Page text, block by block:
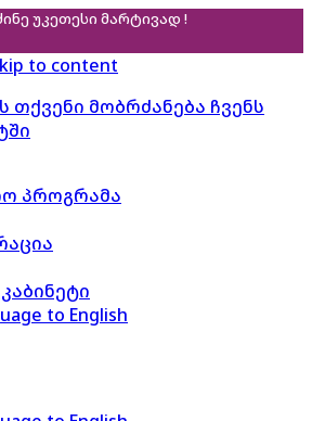
უკეთესი მარტივად !
to content
თქვენი მობრძანება ჩვენს
პროგრამა